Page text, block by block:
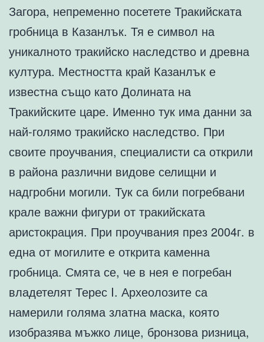
Загора, непременно посетете Тракийската
гробница в Казанлък. Тя е символ на
уникалното тракийско наследство и древна
култура. Местността край Казанлък е
известна също като Долината на
Тракийските царе. Именно тук има данни за
най-голямо тракийско наследство. При
своите проучвания, специалисти са открили
в района различни видове селищни и
надгробни могили. Тук са били погребвани
крале важни фигури от тракийската
аристокрация. При проучвания през 2004г. в
една от могилите е открита каменна
гробница. Смята се, че в нея е погребан
владетелят Терес I. Археолозите са
намерили голяма златна маска, която
изобразява мъжко лице, бронзова ризница,